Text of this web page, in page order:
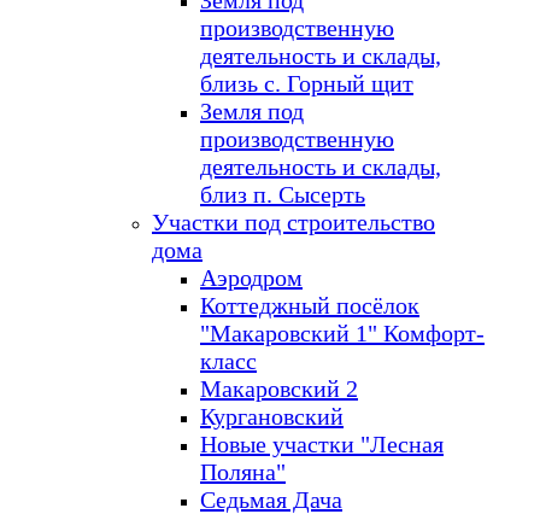
производственную
деятельность и склады,
близь с. Горный щит
Земля под
производственную
деятельность и склады,
близ п. Сысерть
Участки под строительство
дома
Аэродром
Коттеджный посёлок
"Макаровский 1" Комфорт-
класс
Макаровский 2
Кургановский
Новые участки "Лесная
Поляна"
Седьмая Дача